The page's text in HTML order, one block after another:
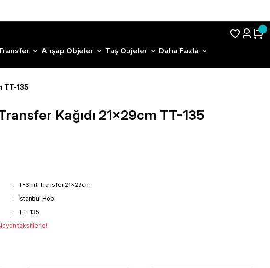
Ahşap Objeler Taş Objeler Daha Fazla
TT-135
Kağıdı 21x29cm TT-135
T-Shirt Transfer 21x29cm
İstanbul Hobi
TT-135
taksitlerle!